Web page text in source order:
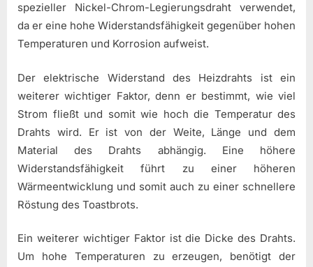
spezieller Nickel-Chrom-Legierungsdraht verwendet,
da er eine hohe Widerstandsfähigkeit gegenüber hohen
Temperaturen und Korrosion aufweist.
Der elektrische Widerstand des Heizdrahts ist ein
weiterer wichtiger Faktor, denn er bestimmt, wie viel
Strom fließt und somit wie hoch die Temperatur des
Drahts wird. Er ist von der Weite, Länge und dem
Material des Drahts abhängig. Eine höhere
Widerstandsfähigkeit führt zu einer höheren
Wärmeentwicklung und somit auch zu einer schnellere
Röstung des Toastbrots.
Ein weiterer wichtiger Faktor ist die Dicke des Drahts.
Um hohe Temperaturen zu erzeugen, benötigt der